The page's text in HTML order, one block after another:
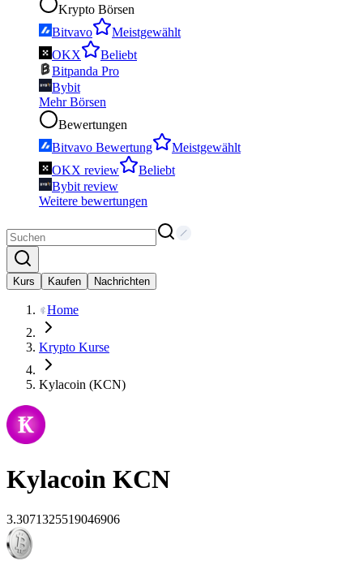
Krypto Börsen
Bitvavo
Meistgewählt
OKX
Beliebt
Bitpanda Pro
Bybit
Mehr Börsen
Bewertungen
Bitvavo Bewertung
Meistgewählt
OKX review
Beliebt
Bybit review
Weitere bewertungen
Kurs Kaufen Nachrichten
Home
Krypto Kurse
Kylacoin (KCN)
Kylacoin KCN
3.3071325519046906